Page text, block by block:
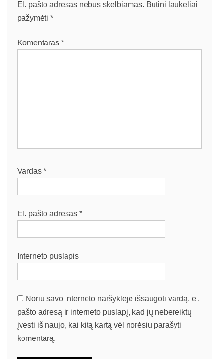
El. pašto adresas nebus skelbiamas. Būtini laukeliai
pažymėti *
Komentaras *
Vardas *
El. pašto adresas *
Interneto puslapis
Noriu savo interneto naršyklėje išsaugoti vardą, el.
pašto adresą ir interneto puslapį, kad jų nebereiktų
įvesti iš naujo, kai kitą kartą vėl norėsiu parašyti
komentarą.